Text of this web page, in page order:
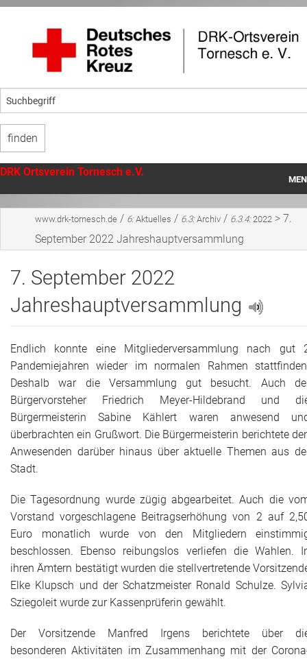
DRK Ortsverein Tornesch e.V.
Startseite
Unser Ortsverein
Angebote
Mithilfe
Adressen
Aktuelles
Kontakt
www.drk-tornesch.de / 6:Aktuelles / 6.3:Archiv / 6.3.4:2022 > 7.
September 2022 Jahreshauptversammlung
7. September 2022
Jahreshauptversammlung
Endlich konnte eine Mitgliederversammlung nach gut
Pandemiejahren wieder im normalen Rahmen
Deshalb war die Versammlung gut besucht. Auch
Bürgervorsteher Friedrich Meyer-Hildebrand und
Bürgermeisterin Sabine Kählert waren anwesend
überbrachten ein Grußwort. Die Bürgermeisterin berichtete
Anwesenden darüber hinaus über aktuelle Themen aus
Stadt.
Die Tagesordnung wurde zügig abgearbeitet. Auch die
Vorstand vorgeschlagene Beitragserhöhung von 2 auf
Euro monatlich wurde von den Mitgliedern
beschlossen. Ebenso reibungslos verliefen die Wahlen.
ihren Ämtern bestätigt wurden die stellvertretende
Elke Klupsch und der Schatzmeister Ronald Schulze.
Sziegoleit wurde zur Kassenprüferin gewählt.
Der Vorsitzende Manfred Irgens berichtete über
besonderen Aktivitäten im Zusammenhang mit der